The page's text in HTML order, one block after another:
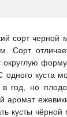
сорт черной
Сорт
куста
год, но
аромат
кусты